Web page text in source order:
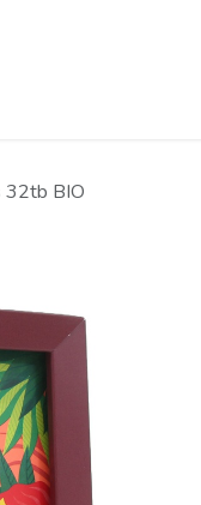
32tb BIO